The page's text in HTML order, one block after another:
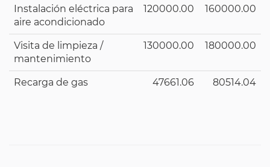
Instalación eléctrica para
aire acondicionado
120000.00 160000.00
Visita de limpieza /
mantenimiento
130000.00 180000.00
Recarga de gas 47661.06 80514.04